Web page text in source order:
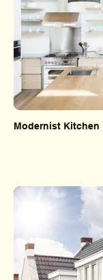
Modernist Kitchen